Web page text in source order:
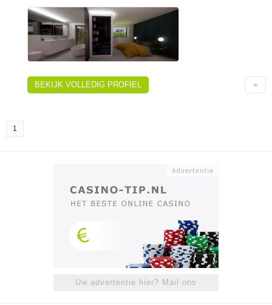
BEKIJK VOLLEDIG PROFIEL
1
Uw advertentie hier? Mail ons